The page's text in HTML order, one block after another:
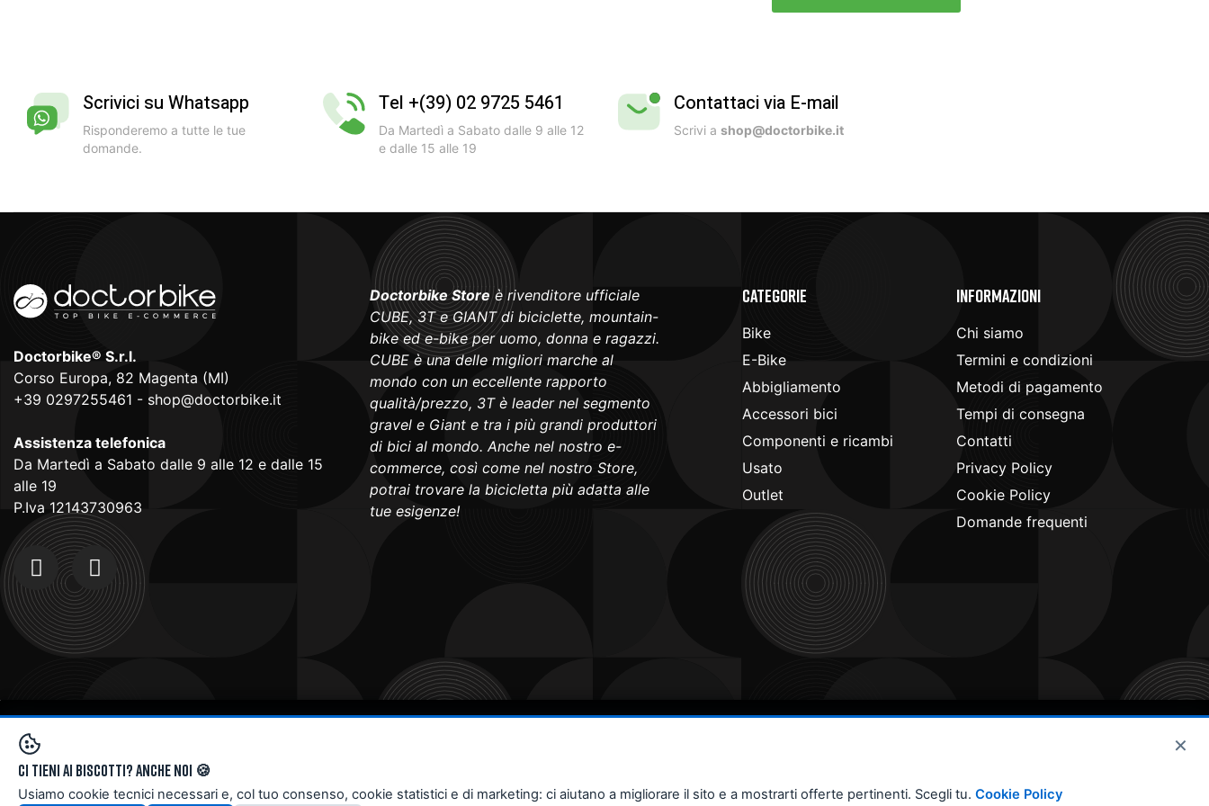
Scrivici su Whatsapp
Risponderemo a tutte le tue
domande.
Tel +(39) 02 9725 5461
Da Martedì a Sabato dalle 9 alle 12
e dalle 15 alle 19
Contattaci via E-mail
Scrivi ashop@doctorbike.it
Doctorbike® S.r.l.
Corso Europa, 82 Magenta (MI)
+39 0297255461 - shop@doctorbike.it
Assistenza telefonica
Da Martedì a Sabato dalle 9 alle 12 e dalle 15
alle 19
P.Iva 12143730963
Doctorbike Storeè rivenditore ufficiale
CUBE, 3T e GIANT di biciclette, mountain-
bike ed e-bike per uomo, donna e ragazzi.
CUBE è una delle migliori marche al
mondo con un eccellente rapporto
qualità/prezzo, 3T è leader nel segmento
gravel e Giant e tra i più grandi produttori
di bici al mondo. Anche nel nostro e-
commerce, così come nel nostro Store,
potrai trovare la bicicletta più adatta alle
tue esigenze!
Categorie
Bike
E-Bike
Abbigliamento
Accessori bici
Componenti e ricambi
Usato
Outlet
Informazioni
Chi siamo
Termini e condizioni
Metodi di pagamento
Tempi di consegna
Contatti
Privacy Policy
Cookie Policy
Domande frequenti
Copyright © 2024 ×
Ci tieni ai biscotti? Anche noi 🍪
Usiamo cookie tecnici necessari e, col tuo consenso, cookie statistici e di marketing: ci aiutano a migliorare il sito e a mostrarti offerte pertinenti. Scegli tu. Cookie Policy